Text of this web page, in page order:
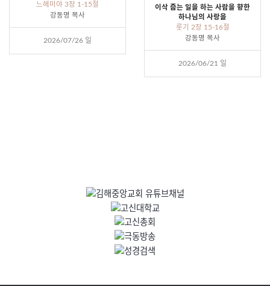
느헤미야 3장 1-15절
강동명 목사
2026/07/26 일
이삭 줍는 일을 하는 사람을 향한
하나님의 사랑을
룻기 2장 15-16절
강동명 목사
2026/06/21 일